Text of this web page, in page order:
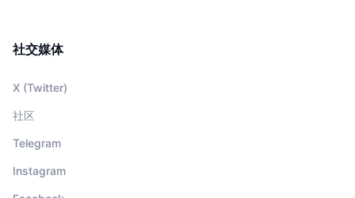
社交媒体
X (Twitter)
社区
Telegram
Instagram